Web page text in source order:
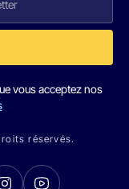
vous acceptez nos
réservés.